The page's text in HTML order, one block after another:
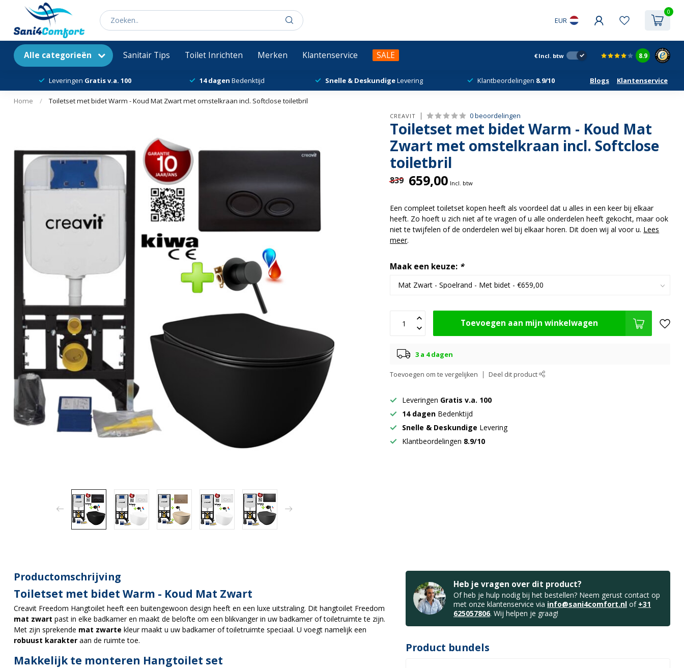
EUR
0
Alle categorieën Sanitair Tips Toilet Inrichten Merken Klantenservice SALE € Incl. btw 8.9
Leveringen Gratis v.a. 100 14 dagen Bedenktijd Snelle & DeskundigeLevering Klantbeordelingen 8.9/10 Blogs Klantenservice
Home / Toiletset met bidet Warm - Koud Mat Zwart met omstelkraan incl. Softclose toiletbril
CREAVIT 0 beoordelingen
Toiletset met bidet Warm - Koud Mat
Zwart met omstelkraan incl. Softclose
toiletbril
839 659,00 Incl. btw
Een compleet toiletset kopen heeft als voordeel dat u alles in een keer bij elkaar
heeft. Zo hoeft u zich niet af te vragen of u alle onderdelen heeft gekocht, maar ook
niet te twijfelen of de onderdelen wel bij elkaar horen. Dit doen wij al voor u. Lees
meer.
Maak een keuze: *
Toevoegen aan mijn winkelwagen
3 a 4 dagen
Toevoegen om te vergelijken Deel dit product
Leveringen Gratis v.a. 100
14 dagen Bedenktijd
Snelle & Deskundige Levering
Klantbeordelingen 8.9/10
Productomschrijving
Toiletset met bidet Warm - Koud Mat Zwart
Creavit Freedom Hangtoilet heeft een buitengewoon design heeft en een luxe uitstraling. Dit hangtoilet Freedom
mat zwart past in elke badkamer en maakt de belofte om een blikvanger in uw badkamer of toiletruimte te zijn.
Met zijn sprekende mat zwarte kleur maakt u uw badkamer of toiletruimte speciaal. U voegt namelijk een
robuust karakter aan de ruimte toe.
Makkelijk te monteren Hangtoilet set
Heb je vragen over dit product?
Of heb je hulp nodig bij het bestellen? Neem gerust contact op
met onze klantenservice via info@sani4comfort.nl of +31
625057806. Wij helpen je graag!
Product bundels